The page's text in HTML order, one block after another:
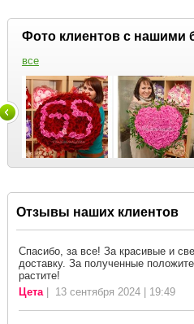
Фото клиентов с нашими
все
Отзывы наших клиентов
Спасибо, за все! За красивые и
доставку. За полученные
растите!
Цета| 13 сентября 2024 | 19:49